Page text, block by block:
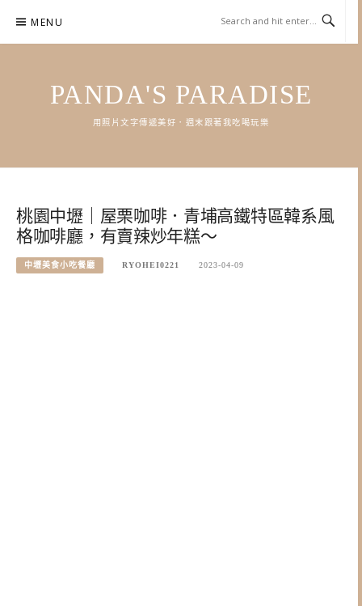
content
MENU
PANDA'S PARADISE
用照片文字傳遞美好．週末跟著我吃喝玩樂
桃園中壢｜屋栗咖啡．青埔高鐵特區韓系風
格咖啡廳，有賣辣炒年糕～
中壢美食小吃餐廳 RYOHEI0221 2023-04-09